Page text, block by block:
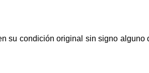
su condición original sin signo